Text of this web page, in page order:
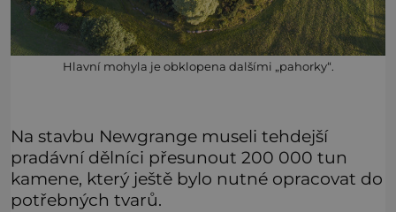
Hlavní mohyla je obklopena dalšími „pahorky“.
Na stavbu Newgrange museli tehdejší
pradávní dělníci přesunout 200 000 tun
kamene, který ještě bylo nutné opracovat do
potřebných tvarů.